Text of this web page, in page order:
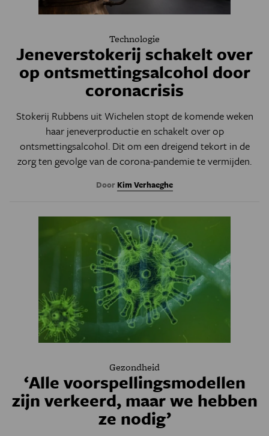
Technologie
Jeneverstokerij schakelt over
op ontsmettingsalcohol door
coronacrisis
Stokerij Rubbens uit Wichelen stopt de komende weken
haar jeneverproductie en schakelt over op
ontsmettingsalcohol. Dit om een dreigend tekort in de
zorg ten gevolge van de corona-pandemie te vermijden.
Door Kim Verhaeghe
Gezondheid
‘Alle voorspellingsmodellen
zijn verkeerd, maar we hebben
ze nodig’